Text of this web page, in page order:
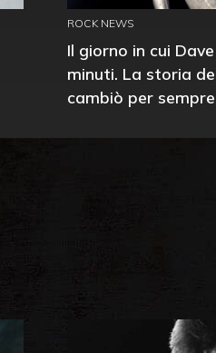
ROCK NEWS
Il giorno in cui
minuti. La storia
cambiò per